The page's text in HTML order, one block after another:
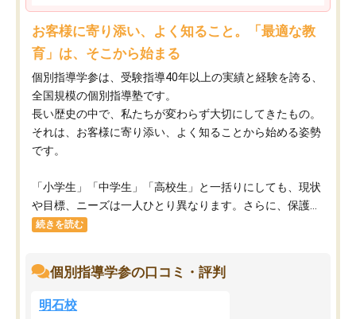
お客様に寄り添い、よく知ること。「最適な教
育」は、そこから始まる
個別指導学参は、受験指導40年以上の実績と経験を誇る、
全国規模の個別指導塾です。
長い歴史の中で、私たちが変わらず大切にしてきたもの。
それは、お客様に寄り添い、よく知ることから始める姿勢
です。
「小学生」「中学生」「高校生」と一括りにしても、現状
や目標、ニーズは一人ひとり異なります。さらに、保護...
続きを読む
個別指導学参の口コミ・評判
明石校